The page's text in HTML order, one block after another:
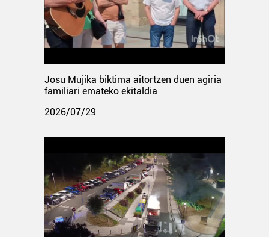
Josu Mujika biktima aitortzen duen agiria
familiari emateko ekitaldia
2026/07/29